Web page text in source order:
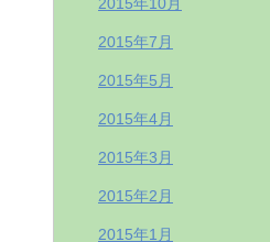
2015年7月
2015年5月
2015年4月
2015年3月
2015年2月
2015年1月